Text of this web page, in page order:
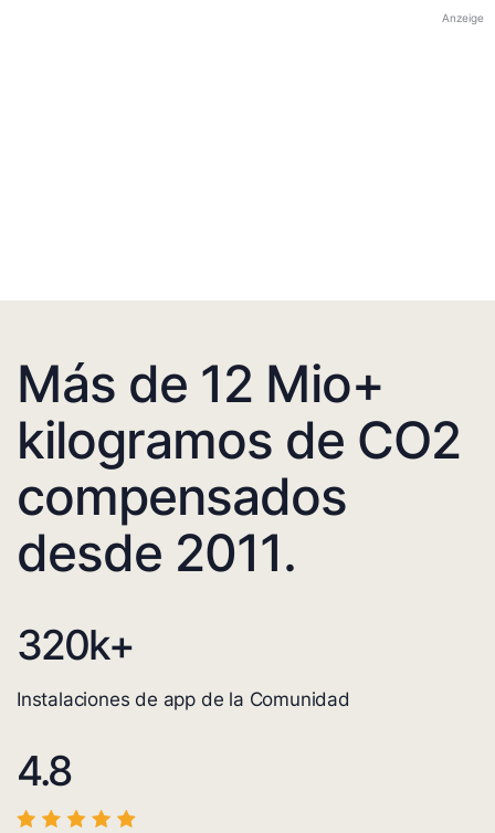
Anzeige
Más de 12 Mio+
kilogramos de CO2
compensados
desde 2011.
320k+
Instalaciones de app de la Comunidad
4.8